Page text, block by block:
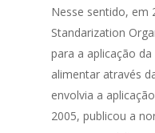
Nesse sentido, em
Standarization
para a aplicação
alimentar através
envolvia a
2005, publicou a